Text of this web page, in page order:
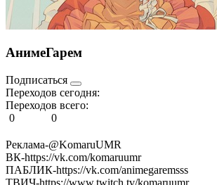
АнимеГарем
Подписаться
Переходов сегодня:
Переходов всего:
0
0
Реклама-@KomaruUMR
ВК-https://vk.com/komaruumr
ПАБЛИК-https://vk.com/animegaremsss